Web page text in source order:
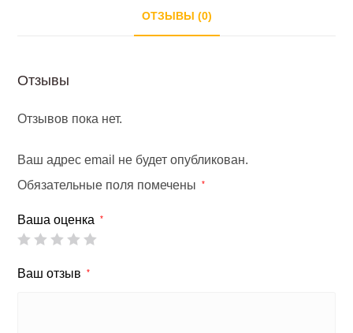
ОТЗЫВЫ (0)
Отзывы
Отзывов пока нет.
Ваш адрес email не будет опубликован.
Обязательные поля помечены
*
Ваша оценка *
Ваш отзыв *